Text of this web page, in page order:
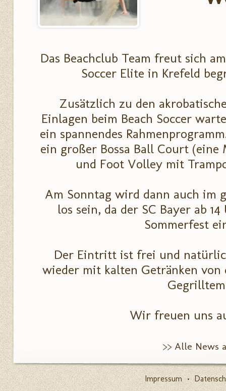
Das Beachclub Team freut sich
Soccer Elite in Krefeld
Zusätzlich zu den
Einlagen beim Beach Soccer
ein spannendes
ein großer Bossa Ball Court
und Foot Volley mit
Am Sonntag wird dann auch im
los sein, da der SC Bayer ab
Sommerfest
Der Eintritt ist frei und
wieder mit kalten Getränken von
Wir freuen uns
>> Alle News
Impressum •